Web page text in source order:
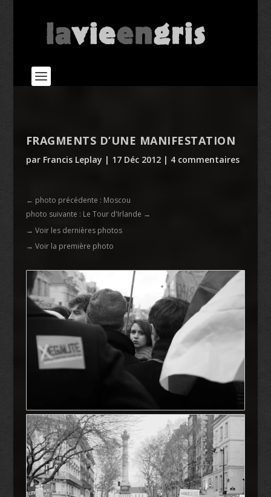
FRAGMENTS D’UNE MANIFESTATION
par Francis Leplay | 17 Déc 2012| 4 commentaires
← photo précédente : Moscou
photo suivante : Le Tour d'Irlande →
→ Voir les dernières photos
→ Voir la première photo